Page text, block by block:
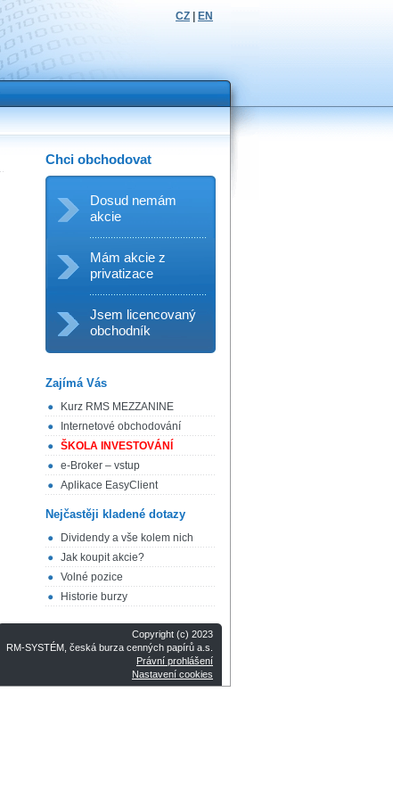
CZ EN
Chci obchodovat
Dosud nemám
akcie
Mám akcie z
privatizace
Jsem licencovaný
obchodník
Zajímá Vás
Kurz RMS MEZZANINE
Internetové obchodování
ŠKOLA INVESTOVÁNÍ
e-Broker – vstup
Aplikace EasyClient
Nejčastěji kladené dotazy
Dividendy a vše kolem nich
Jak koupit akcie?
Volné pozice
Historie burzy
Copyright (c) 2023
RM-SYSTÉM, česká burza cenných papírů a.s.
Právní prohlášení
Nastavení cookies